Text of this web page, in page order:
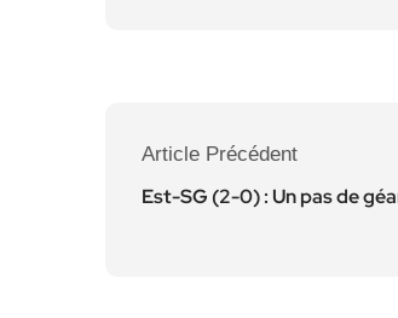
Article Précédent
Est-SG (2-0) : Un pas de